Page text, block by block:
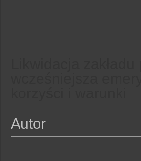
korzyści i warunki
Autor